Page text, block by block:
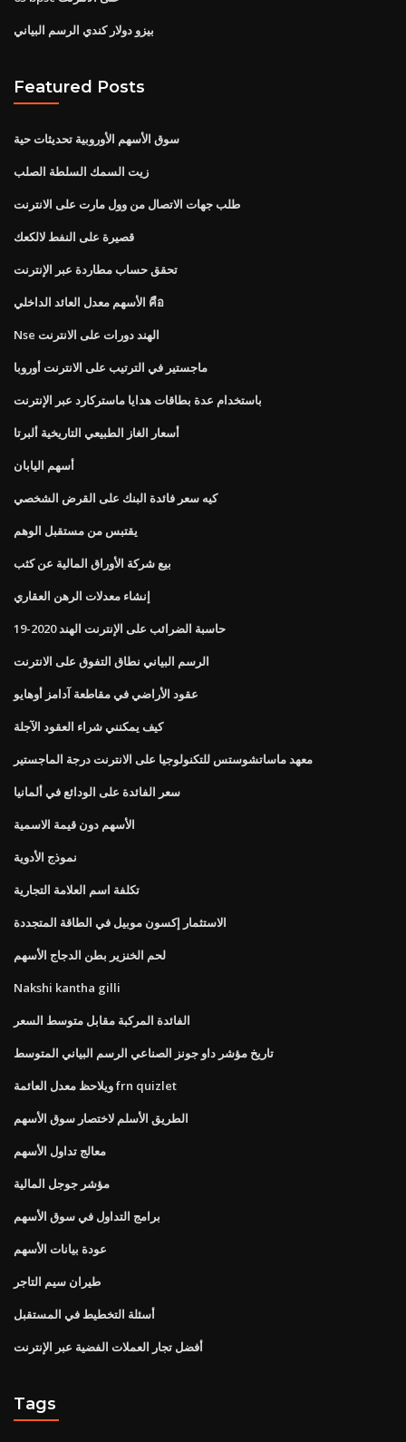
بيزو دولار كندي الرسم البياني
Featured Posts
سوق الأسهم الأوروبية تحديثات حية
زيت السمك السلطة الصلب
طلب جهات الاتصال من وول مارت على الانترنت
قصيرة على النفط لالكعك
تحقق حساب مطاردة عبر الإنترنت
الأسهم معدل العائد الداخلي คือ
Nse الهند دورات على الانترنت
ماجستير في الترتيب على الانترنت أوروبا
باستخدام عدة بطاقات هدايا ماستركارد عبر الإنترنت
أسعار الغاز الطبيعي التاريخية ألبرتا
أسهم اليابان
كيه سعر فائدة البنك على القرض الشخصي
يقتبس من مستقبل الوهم
بيع شركة الأوراق المالية عن كثب
إنشاء معدلات الرهن العقاري
حاسبة الضرائب على الإنترنت الهند 2020-19
الرسم البياني نطاق التفوق على الانترنت
عقود الأراضي في مقاطعة آدامز أوهايو
كيف يمكنني شراء العقود الآجلة
معهد ماساتشوستس للتكنولوجيا على الانترنت درجة الماجستير
سعر الفائدة على الودائع في ألمانيا
الأسهم دون قيمة الاسمية
نموذج الأدوية
تكلفة اسم العلامة التجارية
الاستثمار إكسون موبيل في الطاقة المتجددة
لحم الخنزير بطن الدجاج الأسهم
Nakshi kantha gilli
الفائدة المركبة مقابل متوسط ​​السعر
تاريخ مؤشر داو جونز الصناعي الرسم البياني المتوسط
ويلاحظ معدل العائمة frn quizlet
الطريق الأسلم لاختصار سوق الأسهم
معالج تداول الأسهم
مؤشر جوجل المالية
برامج التداول في سوق الأسهم
عودة بيانات الأسهم
طيران سيم التاجر
أسئلة التخطيط في المستقبل
أفضل تجار العملات الفضية عبر الإنترنت
Tags